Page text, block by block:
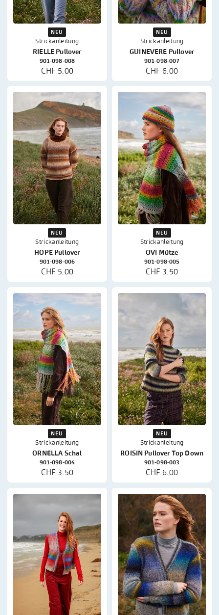
NEU
Strickanleitung
RIELLE Pullover
901-098-008
CHF 5.00
NEU
Strickanleitung
GUINEVERE Pullover
901-098-007
CHF 6.00
NEU
Strickanleitung
HOPE Pullover
901-098-006
CHF 5.00
NEU
Strickanleitung
OVI Mütze
901-098-005
CHF 3.50
NEU
Strickanleitung
ORNELLA Schal
901-098-004
CHF 3.50
NEU
Strickanleitung
ROISIN Pullover Top Down
901-098-003
CHF 6.00